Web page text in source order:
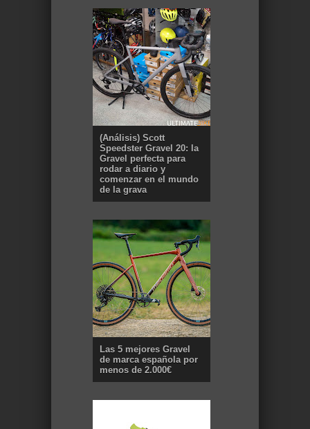
(Análisis) Scott
Speedster Gravel 20: la
Gravel perfecta para
rodar a diario y
comenzar en el mundo
de la grava
Las 5 mejores Gravel
de marca española por
menos de 2.000€